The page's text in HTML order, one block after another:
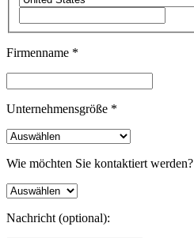
Firmenname *
Unternehmensgröße *
Wie möchten Sie kontaktiert werden?
Nachricht (optional):